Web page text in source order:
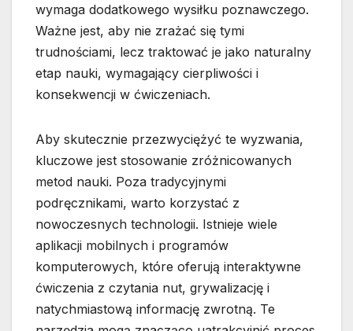
wymaga dodatkowego wysiłku poznawczego.
Ważne jest, aby nie zrażać się tymi
trudnościami, lecz traktować je jako naturalny
etap nauki, wymagający cierpliwości i
konsekwencji w ćwiczeniach.
Aby skutecznie przezwyciężyć te wyzwania,
kluczowe jest stosowanie zróżnicowanych
metod nauki. Poza tradycyjnymi
podręcznikami, warto korzystać z
nowoczesnych technologii. Istnieje wiele
aplikacji mobilnych i programów
komputerowych, które oferują interaktywne
ćwiczenia z czytania nut, grywalizację i
natychmiastową informację zwrotną. Te